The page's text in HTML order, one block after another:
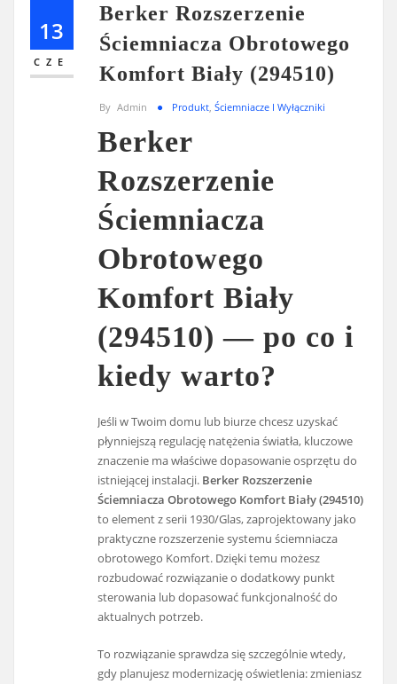
13
CZE
Berker Rozszerzenie
Ściemniacza Obrotowego
Komfort Biały (294510)
By Admin Produkt Ściemniacze I Wyłączniki
Berker
Rozszerzenie
Ściemniacza
Obrotowego
Komfort Biały
(294510) — po co i
kiedy warto?
Jeśli w Twoim domu lub biurze chcesz uzyskać
płynniejszą regulację natężenia światła, kluczowe
znaczenie ma właściwe dopasowanie osprzętu do
istniejącej instalacji. Berker Rozszerzenie
Ściemniacza Obrotowego Komfort Biały (294510)
to element z serii 1930/Glas, zaprojektowany jako
praktyczne rozszerzenie systemu ściemniacza
obrotowego Komfort. Dzięki temu możesz
rozbudować rozwiązanie o dodatkowy punkt
sterowania lub dopasować funkcjonalność do
aktualnych potrzeb.
To rozwiązanie sprawdza się szczególnie wtedy,
gdy planujesz modernizację oświetlenia: zmieniasz